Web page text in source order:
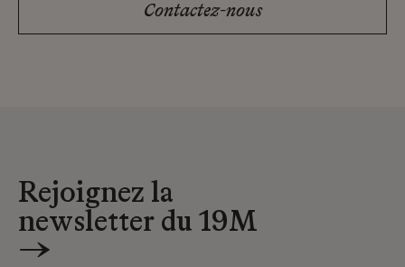
Contactez-nous
Rejoignez la
newsletter du 19M
→